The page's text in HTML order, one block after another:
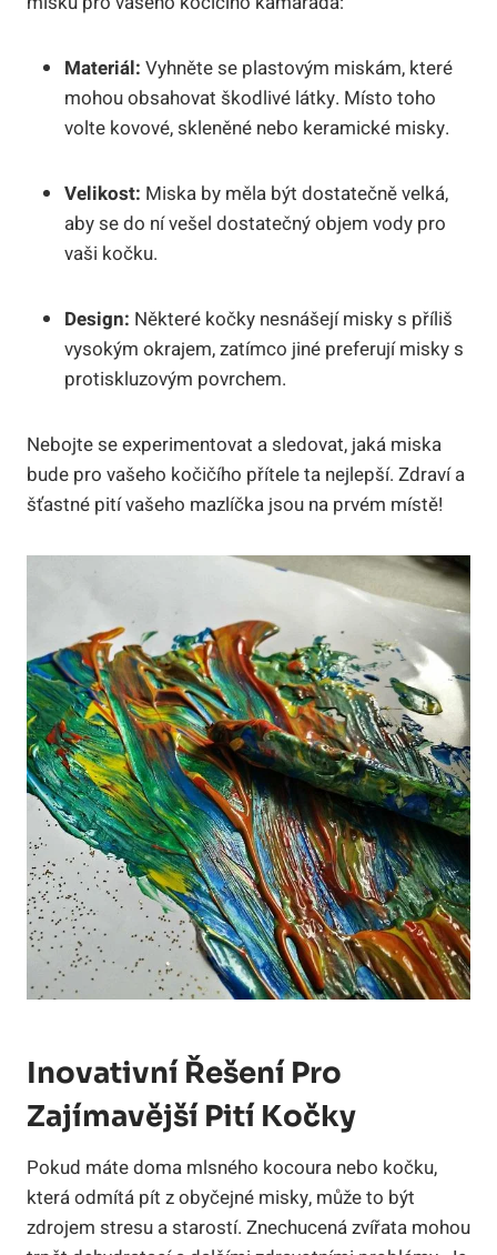
Materiál: Vyhněte se plastovým miskám, které
mohou obsahovat škodlivé látky. Místo toho
volte kovové, skleněné nebo keramické misky.
Velikost: Miska by měla být dostatečně velká,
aby se do ní vešel dostatečný objem vody pro
vaši kočku.
Design: Některé kočky nesnášejí misky s příliš
vysokým okrajem, zatímco jiné preferují misky s
protiskluzovým povrchem.
Nebojte se experimentovat a sledovat, jaká miska
bude pro vašeho kočičího přítele ta nejlepší. Zdraví a
šťastné pití vašeho mazlíčka jsou na prvém místě!
Inovativní Řešení Pro
Zajímavější Pití Kočky
Pokud máte doma mlsného kocoura nebo kočku,
která odmítá pít z obyčejné misky, může to být
zdrojem stresu a starostí. Znechucená zvířata mohou